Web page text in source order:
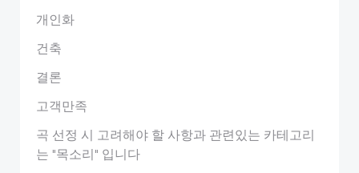
개인화
건축
결론
고객만족
곡 선정 시 고려해야 할 사항과 관련있는 카테고리
는 "목소리" 입니다